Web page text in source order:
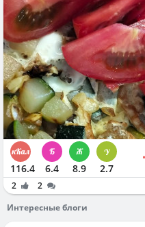
116.4 6.4 8.9 2.7
2
2
Интересные блоги